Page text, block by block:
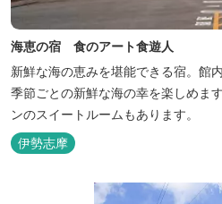
海恵の宿 食のアート食遊人
新鮮な海の恵みを堪能できる宿。館
季節ごとの新鮮な海の幸を楽しめま
ンのスイートルームもあります。
伊勢志摩